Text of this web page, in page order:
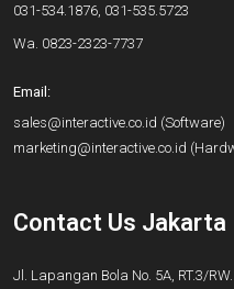
031-534.1876 031-535.5723
Wa. 0823-2323-7737
Email:
sales@interactive.co.id (Software)
marketing@interactive.co.id
Contact Us Jakarta
Jl. Lapangan Bola No. 5A, RT.3/